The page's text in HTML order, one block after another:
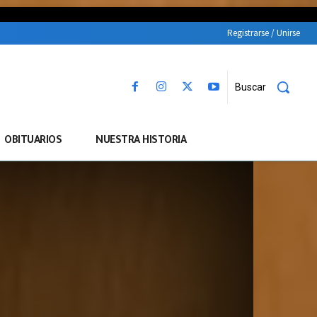
Registrarse / Unirse
Buscar
OBITUARIOS NUESTRA HISTORIA